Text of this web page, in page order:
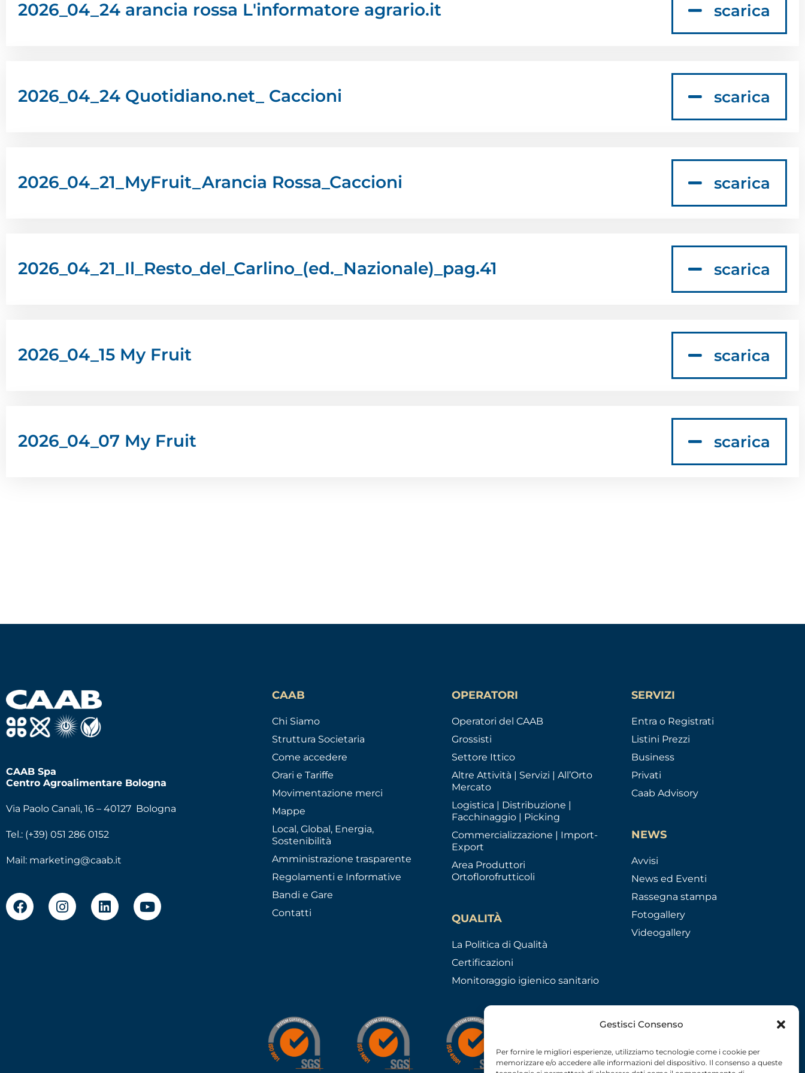
Gestisci Consenso
Per fornire le migliori esperienze, utilizziamo tecnologie come i cookie per
memorizzare e/o accedere alle informazioni del dispositivo. Il consenso a queste
2026_04_24 arancia rossa L'informatore agrario.it scarica
2026_04_24 Quotidiano.net_ Caccioni scarica
2026_04_21_MyFruit_Arancia Rossa_Caccioni scarica
2026_04_21_Il_Resto_del_Carlino_(ed._Nazionale)_pag.41 scarica
2026_04_15 My Fruit scarica
2026_04_07 My Fruit scarica
CAAB Spa
Centro Agroalimentare Bologna
Via Paolo Canali, 16 – 40127 Bologna
Tel.: (+39) 051 286 0152
Mail: marketing@caab.it
CAAB
Chi Siamo
Struttura Societaria
Come accedere
Orari e Tariffe
Movimentazione merci
Mappe
Local, Global, Energia,
Sostenibilità
Amministrazione trasparente
Regolamenti e Informative
Bandi e Gare
Contatti
OPERATORI
Operatori del CAAB
Grossisti
Settore Ittico
Altre Attività | Servizi | All’Orto
Mercato
Logistica | Distribuzione |
Facchinaggio | Picking
Commercializzazione | Import-
Export
Area Produttori
Ortoflorofrutticoli
QUALITÀ
La Politica di Qualità
Certificazioni
Monitoraggio igienico sanitario
SERVIZI
Entra o Registrati
Listini Prezzi
Business
Privati
Caab Advisory
NEWS
Avvisi
News ed Eventi
Rassegna stampa
Fotogallery
Videogallery